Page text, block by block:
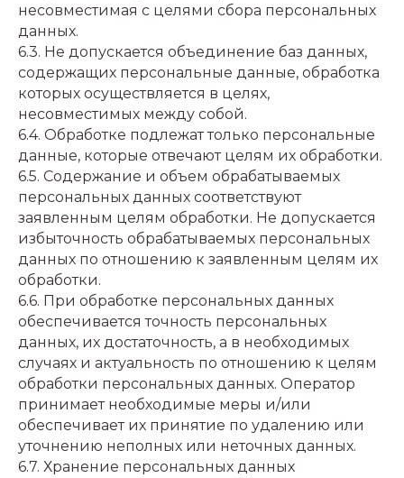
несовместимая с целями сбора персональных
данных.
6.3. Не допускается объединение баз данных,
содержащих персональные данные, обработка
которых осуществляется в целях,
несовместимых между собой.
6.4. Обработке подлежат только персональные
данные, которые отвечают целям их обработки.
6.5. Содержание и объем обрабатываемых
персональных данных соответствуют
заявленным целям обработки. Не допускается
избыточность обрабатываемых персональных
данных по отношению к заявленным целям их
обработки.
6.6. При обработке персональных данных
обеспечивается точность персональных
данных, их достаточность, а в необходимых
случаях и актуальность по отношению к целям
обработки персональных данных. Оператор
принимает необходимые меры и/или
обеспечивает их принятие по удалению или
уточнению неполных или неточных данных.
6.7. Хранение персональных данных